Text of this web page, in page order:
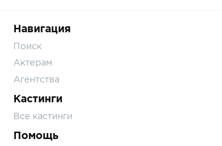
Навигация
Поиск
Актерам
Агентства
Кастинги
Все кастинги
Помощь